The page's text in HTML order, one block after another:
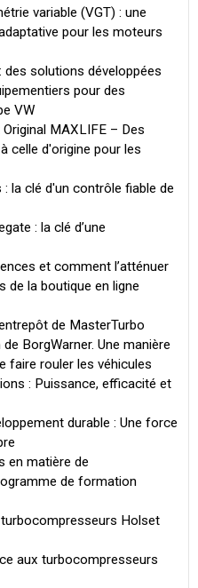
variable (VGT) : une
pour les moteurs
solutions développées
pour des
VW
MAXLIFE – Des
celle d'origine pour les
la clé d'un contrôle fiable de
: la clé d’une
et comment l’atténuer
de la boutique en ligne
de MasterTurbo
BorgWarner. Une manière
faire rouler les véhicules
: Puissance, efficacité et
durable : Une force
en matière de
de formation
Holset
aux turbocompresseurs